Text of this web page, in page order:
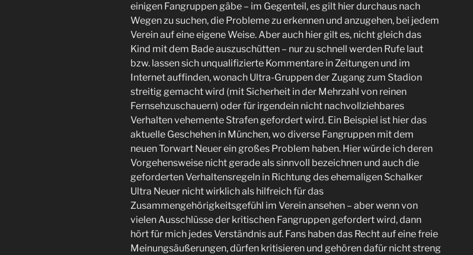
einigen Fangruppen gäbe – im Gegenteil, es gilt hier durchaus nach
Wegen zu suchen, die Probleme zu erkennen und anzugehen, bei jedem
Verein auf eine eigene Weise. Aber auch hier gilt es, nicht gleich das
Kind mit dem Bade auszuschütten – nur zu schnell werden Rufe laut
bzw. lassen sich unqualifizierte Kommentare in Zeitungen und im
Internet auffinden, wonach Ultra-Gruppen der Zugang zum Stadion
streitig gemacht wird (mit Sicherheit in der Mehrzahl von reinen
Fernsehzuschauern) oder für irgendein nicht nachvollziehbares
Verhalten vehemente Strafen gefordert wird. Ein Beispiel ist hier das
aktuelle Geschehen in München, wo diverse Fangruppen mit dem
neuen Torwart Neuer ein großes Problem haben. Hier würde ich deren
Vorgehensweise nicht gerade als sinnvoll bezeichnen und auch die
geforderten Verhaltensregeln in Richtung des ehemaligen Schalker
Ultra Neuer nicht wirklich als hilfreich für das
Zusammengehörigkeitsgefühl im Verein ansehen – aber wenn von
vielen Ausschlüsse der kritischen Fangruppen gefordert wird, dann
hört für mich jedes Verständnis auf. Fans haben das Recht auf eine freie
Meinungsäußerungen, dürfen kritisieren und gehören dafür nicht streng